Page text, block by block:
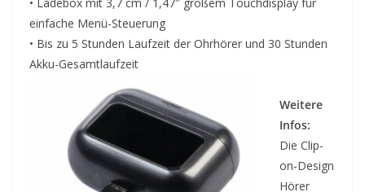
• Ladebox mit 3,7 cm / 1,47″ großem Touchdisplay für
einfache Menü-Steuerung
• Bis zu 5 Stunden Laufzeit der Ohrhörer und 30 Stunden
Akku-Gesamtlaufzeit
Weitere
Infos:
Die Clip-
on-Design
Hörer